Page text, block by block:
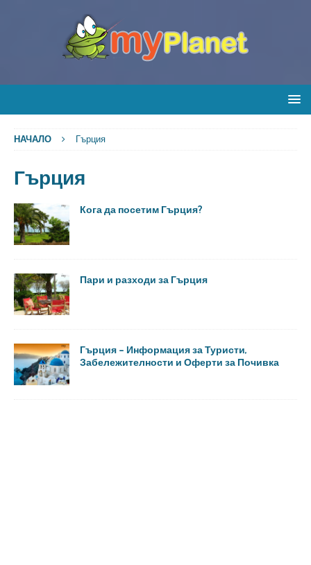
НАЧАЛО Гърция
Гърция
Кога да посетим Гърция?
Пари и разходи за Гърция
Гърция – Информация за Туристи,
Забележителности и Оферти за Почивка